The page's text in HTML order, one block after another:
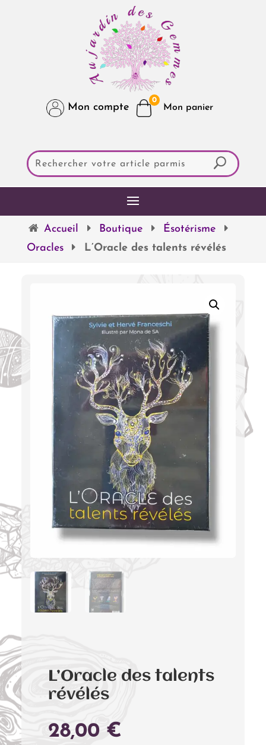
Mon compte
0
Accueil Boutique
Ésotérisme
Oracles
L’Oracle des talents révélés
L’Oracle des talents
révélés
28,00 €